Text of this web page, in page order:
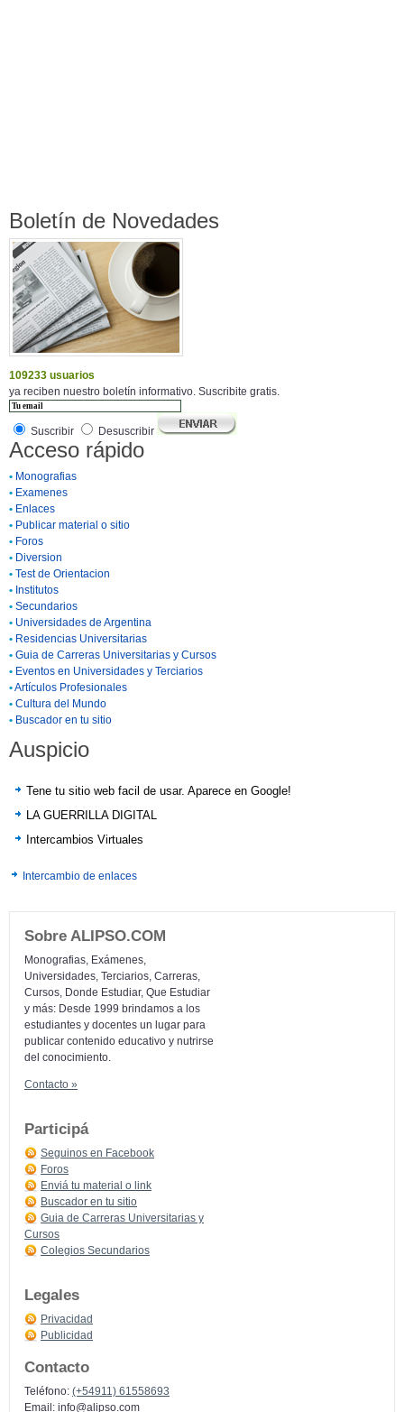
Boletín de Novedades
109233 usuarios
ya reciben nuestro boletín informativo. Suscribite gratis.
Suscribir Desuscribir
Acceso rápido
• Monografias
• Examenes
• Enlaces
• Publicar material o sitio
• Foros
• Diversion
• Test de Orientacion
• Institutos
• Secundarios
• Universidades de Argentina
• Residencias Universitarias
• Guia de Carreras Universitarias y Cursos
• Eventos en Universidades y Terciarios
•Artículos Profesionales
• Cultura del Mundo
• Buscador en tu sitio
Auspicio
Tene tu sitio web facil de usar. Aparece en Google!
LA GUERRILLA DIGITAL
Intercambios Virtuales
Intercambio de enlaces
Sobre ALIPSO.COM
Monografias, Exámenes,
Universidades, Terciarios, Carreras,
Cursos, Donde Estudiar, Que Estudiar
y más: Desde 1999 brindamos a los
estudiantes y docentes un lugar para
publicar contenido educativo y nutrirse
del conocimiento.
Contacto »
Participá
Seguinos en Facebook
Foros
Enviá tu material o link
Buscador en tu sitio
Guia de Carreras Universitarias y
Cursos
Colegios Secundarios
Legales
Privacidad
Publicidad
Contacto
Teléfono: (+54911) 61558693
Email: info@alipso.com